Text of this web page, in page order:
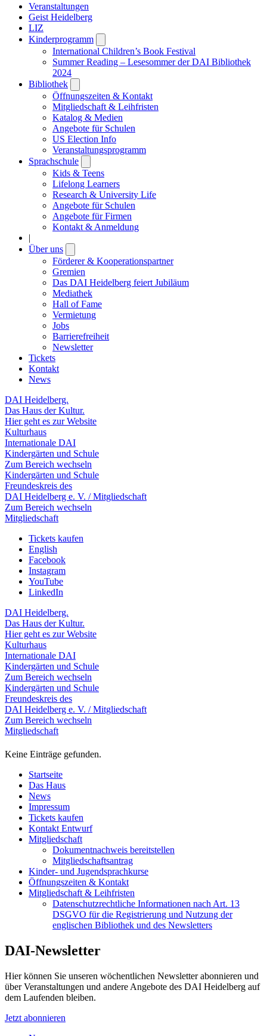
Veranstaltungen
Geist Heidelberg
LIZ
Kinderprogramm
submenu
International Children’s Book Festival
Summer Reading – Lesesommer der DAI Bibliothek
2024
Bibliothek
submenu
Öffnungszeiten & Kontakt
Mitgliedschaft & Leihfristen
Katalog & Medien
Angebote für Schulen
US Election Info
Veranstaltungsprogramm
Sprachschule
submenu
Kids & Teens
Lifelong Learners
Research & University Life
Angebote für Schulen
Angebote für Firmen
Kontakt & Anmeldung
|
Über uns
submenu
Förderer & Kooperationspartner
Gremien
Das DAI Heidelberg feiert Jubiläum
Mediathek
Hall of Fame
Vermietung
Jobs
Barrierefreiheit
Newsletter
Tickets
Kontakt
News
DAI Heidelberg.
Das Haus der Kultur.
Hier geht es zur Website
Kulturhaus
Internationale DAI
Kindergärten und Schule
Zum Bereich wechseln
Kindergärten und Schule
Freundeskreis des
DAI Heidelberg e. V. / Mitgliedschaft
Zum Bereich wechseln
Mitgliedschaft
Tickets kaufen
English
Facebook
Instagram
YouTube
LinkedIn
DAI Heidelberg.
Das Haus der Kultur.
Hier geht es zur Website
Kulturhaus
Internationale DAI
Kindergärten und Schule
Zum Bereich wechseln
Kindergärten und Schule
Freundeskreis des
DAI Heidelberg e. V. / Mitgliedschaft
Zum Bereich wechseln
Mitgliedschaft
Keine Einträge gefunden.
Startseite
Das Haus
News
Impressum
Tickets kaufen
Kontakt Entwurf
Mitgliedschaft
Dokumentnachweis bereitstellen
Mitgliedschaftsantrag
Kinder- und Jugendsprachkurse
Öffnungszeiten & Kontakt
Mitgliedschaft & Leihfristen
Datenschutzrechtliche Informationen nach Art. 13
DSGVO für die Registrierung und Nutzung der
englischen Bibliothek und des Newsletters
DAI-Newsletter
Hier können Sie unseren wöchentlichen Newsletter abonnieren und
über Veranstaltungen und andere Angebote des DAI Heidelberg auf
dem Laufenden bleiben.
Jetzt abonnieren